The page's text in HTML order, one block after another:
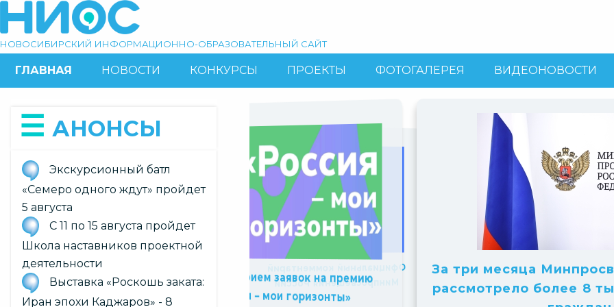
основному
Поиск
НОВОСИБИРСКИЙ ИНФОРМАЦИОННО-ОБРАЗОВАТЕЛЬНЫЙ САЙТ
ОСНОВНАЯ
НАВИГАЦИЯ
ГЛАВНАЯ НОВОСТИ КОНКУРСЫ ПРОЕКТЫ ФОТОГАЛЕРЕЯ ВИДЕОНОВОСТИ
АНОНСЫ
Экскурсионный батл
«Семеро одного ждут» пройдет
5 августа
С 11 по 15 августа пройдет
Школа наставников проектной
деятельности
Выставка «Роскошь заката:
Иран эпохи Каджаров» - 8
За три месяца
рассмотрело более 8
10
статуса «Площадка
учебного
Slide
Официальный комментарий
Минпросвещения России
Slide
8
обязательный региональный компонент
Slide
9
На Форуме Всероссийского сообщества
наставников-просветителей обсудят
миссию педагога в цифровом
Slide
of
10
Продлен прием заявок на премию
«Россия – мои горизонты»